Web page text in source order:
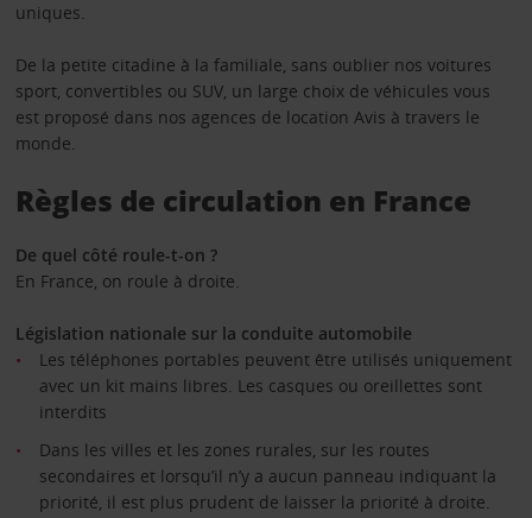
uniques.
De la petite citadine à la familiale, sans oublier nos voitures
sport, convertibles ou SUV, un large choix de véhicules vous
est proposé dans nos agences de location Avis à travers le
monde.
Règles de circulation en France
De quel côté roule-t-on ?
En France, on roule à droite.
Législation nationale sur la conduite automobile
Les téléphones portables peuvent être utilisés uniquement
avec un kit mains libres. Les casques ou oreillettes sont
interdits
Dans les villes et les zones rurales, sur les routes
secondaires et lorsqu’il n’y a aucun panneau indiquant la
priorité, il est plus prudent de laisser la priorité à droite.